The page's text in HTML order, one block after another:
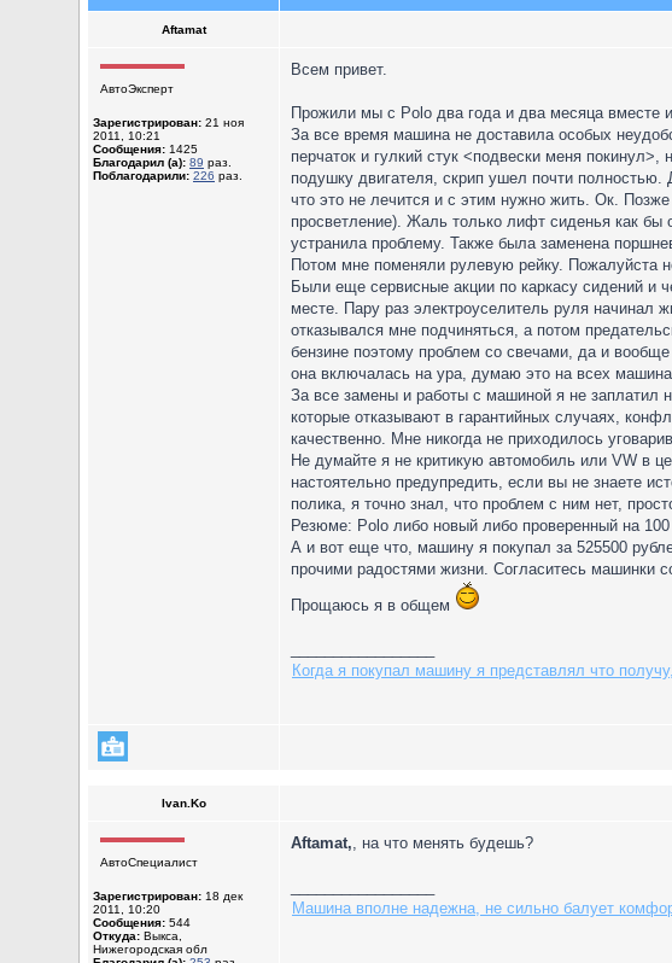
Aftamat
АвтоЭксперт
Зарегистрирован: 21 ноя
2011, 10:21
Сообщения: 1425
Благодарил (а): 89 раз.
Поблагодарили: 226 раз.
Всем привет.
Прожили мы с Polo два года и два месяца вместе
За все время машина не доставила особых
перчаток и гулкий стук <подвески меня
подушку двигателя, скрип ушел почти
что это не лечится и с этим нужно жить. Ок.
просветление). Жаль только лифт сиденья как бы
устранила проблему. Также была заменена
Потом мне поменяли рулевую рейку. Пожалуйста
Были еще сервисные акции по каркасу сидений и
месте. Пару раз электроуселитель руля начинал
отказывался мне подчиняться, а потом
бензине поэтому проблем со свечами, да и
она включалась на ура, думаю это на всех
За все замены и работы с машиной я не заплатил
которые отказывают в гарантийных случаях,
качественно. Мне никогда не приходилось
Не думайте я не критикую автомобиль или VW в
настоятельно предупредить, если вы не знаете
полика, я точно знал, что проблем с ним нет,
Резюме: Polo либо новый либо проверенный на
А и вот еще что, машину я покупал за 525500
прочими радостями жизни. Согласитесь машинки
Прощаюсь я в общем
Когда я покупал машину я представлял что
Ivan.Ko
АвтоСпециалист
Зарегистрирован: 18 дек
2011, 10:20
Сообщения: 544
Откуда: Выкса,
Нижегородская обл
Aftamat,, на что менять будешь?
Машина вполне надежна, не сильно балует